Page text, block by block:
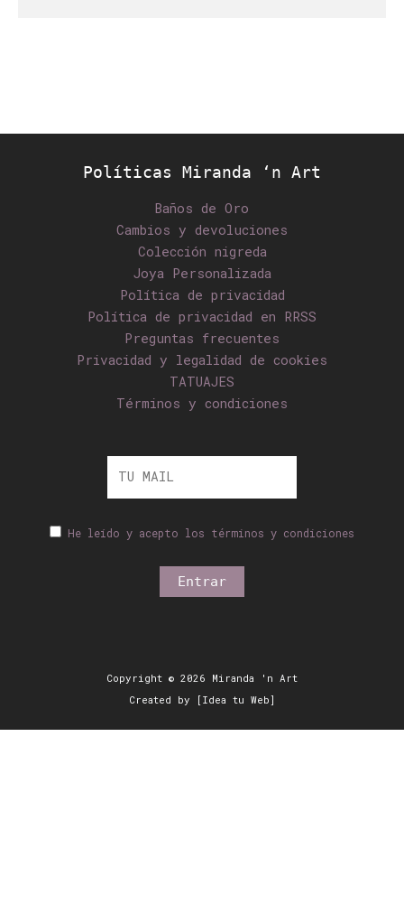
Políticas Miranda ‘n Art
Baños de Oro
Cambios y devoluciones
Colección nigreda
Joya Personalizada
Política de privacidad
Política de privacidad en RRSS
Preguntas frecuentes
Privacidad y legalidad de cookies
TATUAJES
Términos y condiciones
He leído y acepto los términos y condiciones
Copyright © 2026 Miranda 'n Art
Created by [Idea tu Web]